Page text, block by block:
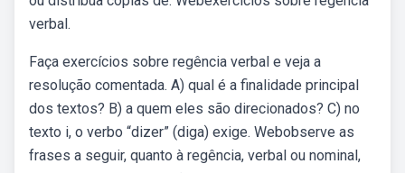
verbal.
Faça exercícios sobre regência verbal e veja a
resolução comentada. A) qual é a finalidade principal
dos textos? B) a quem eles são direcionados? C) no
texto i, o verbo “dizer” (diga) exige. Webobserve as
frases a seguir, quanto à regência, verbal ou nominal,